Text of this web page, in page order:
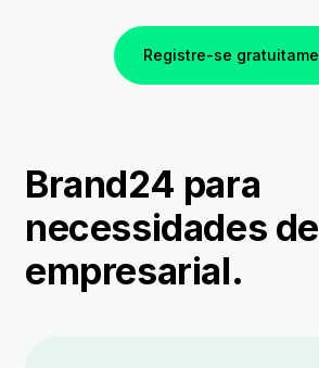
Registre-se
Brand24 para
necessidades
empresarial.